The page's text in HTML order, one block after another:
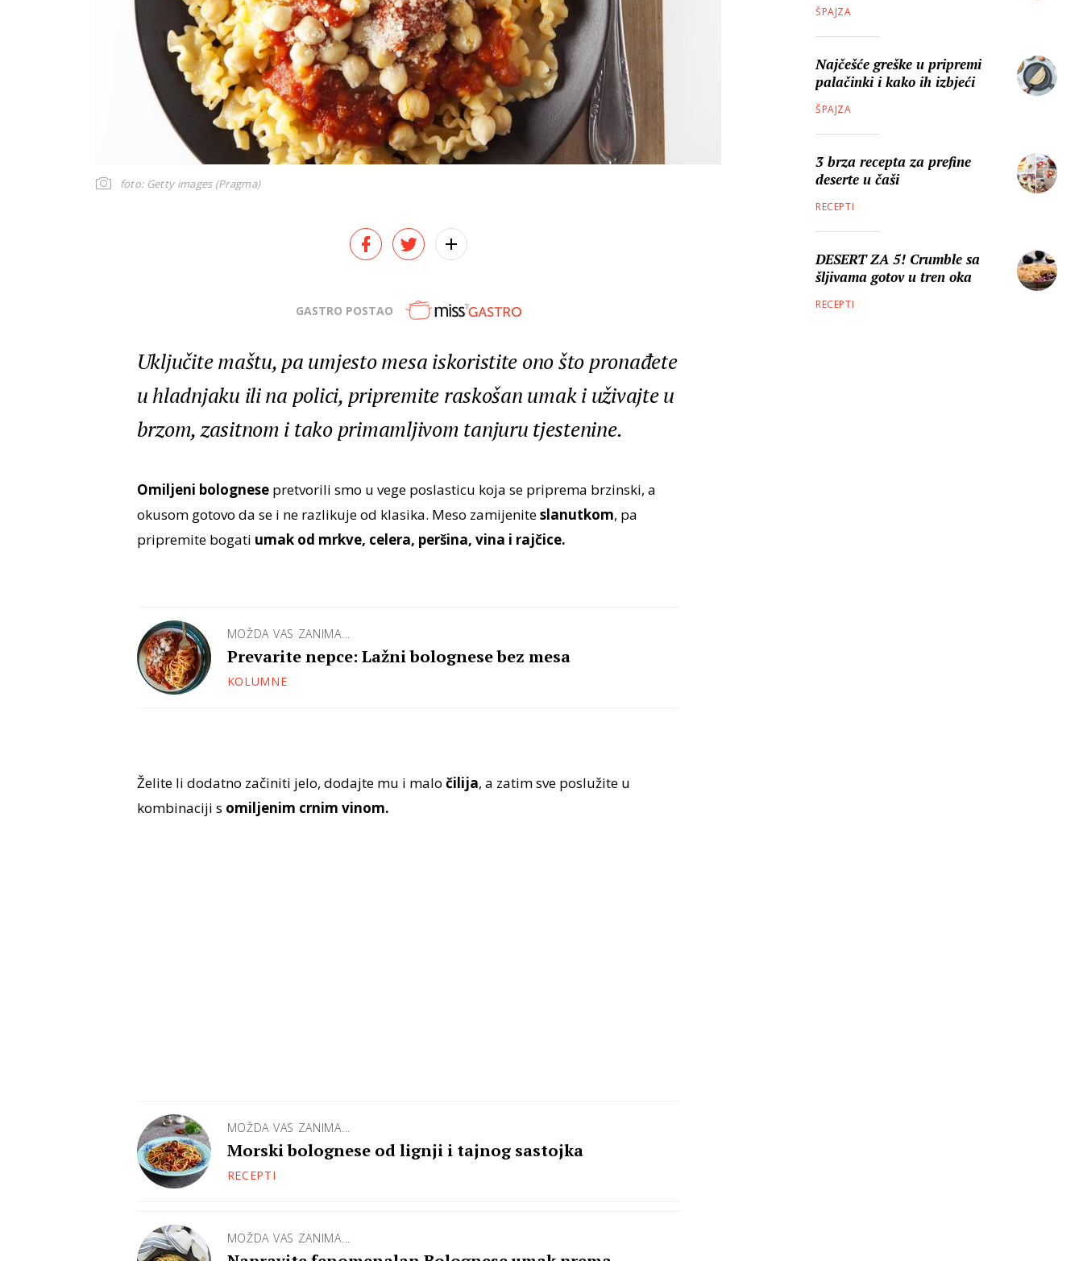
foto: Getty images (Pragma)
GASTRO POSTAO
Uključite maštu, pa umjesto mesa iskoristite ono što pronađete
u hladnjaku ili na polici, pripremite raskošan umak i uživajte u
brzom, zasitnom i tako primamljivom tanjuru tjestenine.
Omiljeni bolognesepretvorili smo u vege poslasticu koja se priprema brzinski, a
okusom gotovo da se i ne razlikuje od klasika. Meso zamijeniteslanutkom, pa
pripremite bogati umak od mrkve, celera, peršina, vina i rajčice.
MOŽDA VAS ZANIMA...
Prevarite nepce: Lažni bolognese bez mesa
KOLUMNE
Želite li dodatno začiniti jelo, dodajte mu i malo čilija, a zatim sve poslužite u
kombinaciji s omiljenim crnim vinom.
MOŽDA VAS ZANIMA...
Morski bolognese od lignji i tajnog sastojka
RECEPTI
MOŽDA VAS ZANIMA...
ŠPAJZA
Najčešće greške u pripremi
palačinki i kako ih izbjeći
ŠPAJZA
3 brza recepta za prefine
deserte u čaši
RECEPTI
DESERT ZA 5! Crumble sa
šljivama gotov u tren oka
RECEPTI